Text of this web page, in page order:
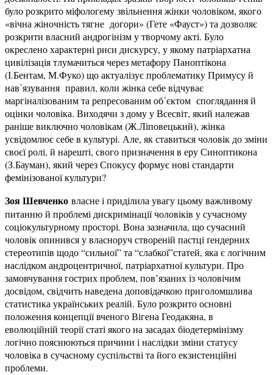
було розкрито міфологему звільнення жінки чоловіком, якого
«вічна жіночність тягне догори» (Гете «Фауст») та дозволяє
розкрити власний андрогінізм у творчому акті. Було
окреслено характерні риси дискурсу, у якому патріархатна
цивілізація тлумачиться через метафору Паноптікона
(І.Бентам, М.Фуко) що актуалізує проблематику Примусу й
нав᾿язування правил, коли жінка себе відчуває
маргіналізованим та репресованим об᾿єктом споглядання й
оцінки чоловіка. Виходячи з дому у Всесвіт, який належав
раніше виключно чоловікам (Ж.Ліповецький), жінка
усвідомлює себе в культурі. Але, як ставиться чоловік до зміни
своєї ролі, й нарешті, свого призначення в еру Синоптикона
(З.Бауман), який через Спокусу формує нові стандарти
фемінізованої культури?
Зоя Шевченко власне і приділила увагу цьому важливому
питанню й проблемі дискримінації чоловіків у сучасному
соціокультурному просторі. Вона зазначила, що сучасний
чоловік опинився у власноруч створеній пастці ґендерних
стереотипів щодо “сильної” та “слабкої”статей, яка є логічним
наслідком андроцентричної, патріархатної культури. Про
замовчування гострих проблем, пов’язаних із чоловічим
досвідом, свідчить наведена доповідачкою приголомшлива
статистика українських реалій. Було розкрито основні
положення концепції вченого Вігена Геодакяна, в
еволюційній теорії статі якого на засадах біодетермінізму
логічно пояснюються причини і наслідки зміни статусу
чоловіка в сучасному суспільстві та його екзистенційні
проблеми.